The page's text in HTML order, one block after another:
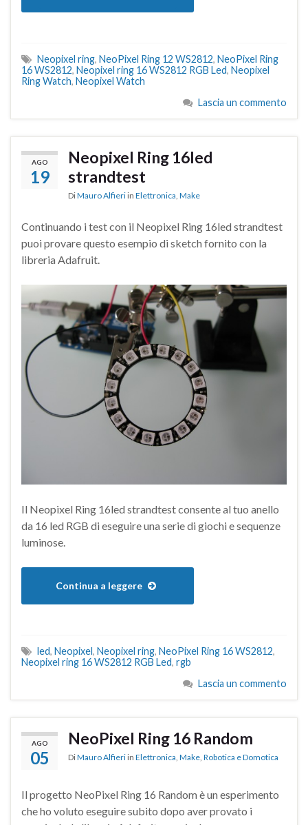
Neopixel ring, NeoPixel Ring 12 WS2812, NeoPixel Ring
16 WS2812, Neopixel ring 16 WS2812 RGB Led, Neopixel
Ring Watch, Neopixel Watch
Lascia un commento
AGO
19
Neopixel Ring 16led
strandtest
DiMauro Alfieri in Elettronica, Make
Continuando i test con il Neopixel Ring 16led strandtest
puoi provare questo esempio di sketch fornito con la
libreria Adafruit.
Il Neopixel Ring 16led strandtest consente al tuo anello
da 16 led RGB di eseguire una serie di giochi e sequenze
luminose.
Continua a leggere
led, Neopixel, Neopixel ring, NeoPixel Ring 16 WS2812,
Neopixel ring 16 WS2812 RGB Led, rgb
Lascia un commento
AGO
05
NeoPixel Ring 16 Random
DiMauro Alfieri in Elettronica Make Robotica e Domotica
Il progetto NeoPixel Ring 16 Random è un esperimento
che ho voluto eseguire subito dopo aver provato i